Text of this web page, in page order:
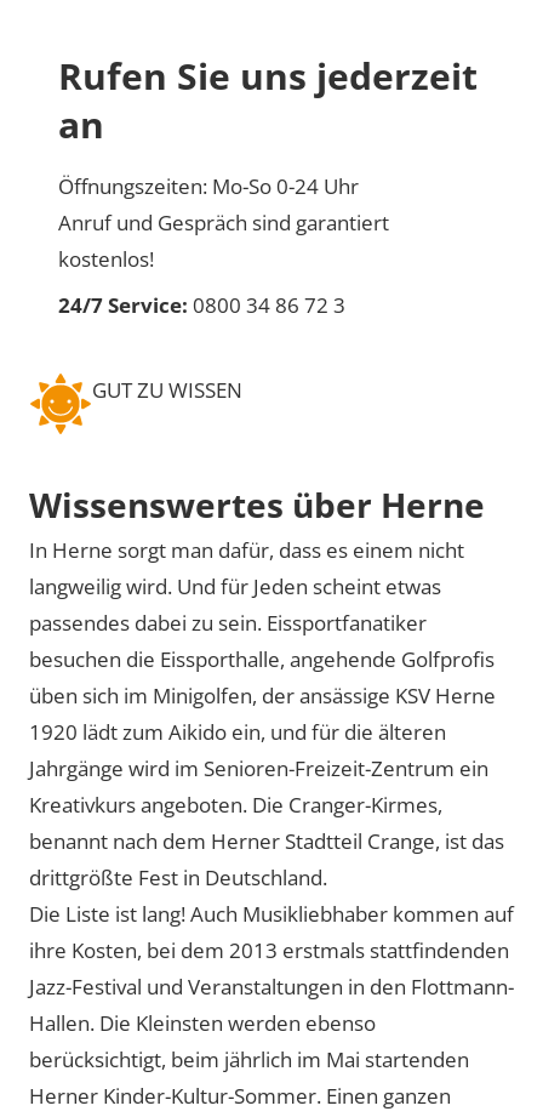
Rufen Sie uns jederzeit
an
Öffnungszeiten: Mo-So 0-24 Uhr
Anruf und Gespräch sind garantiert
kostenlos!
24/7 Service: 0800 34 86 72 3
GUT ZU WISSEN
Wissenswertes über Herne
In Herne sorgt man dafür, dass es einem nicht
langweilig wird. Und für Jeden scheint etwas
passendes dabei zu sein. Eissportfanatiker
besuchen die Eissporthalle, angehende Golfprofis
üben sich im Minigolfen, der ansässige KSV Herne
1920 lädt zum Aikido ein, und für die älteren
Jahrgänge wird im Senioren-Freizeit-Zentrum ein
Kreativkurs angeboten. Die Cranger-Kirmes,
benannt nach dem Herner Stadtteil Crange, ist das
drittgrößte Fest in Deutschland.
Die Liste ist lang! Auch Musikliebhaber kommen auf
ihre Kosten, bei dem 2013 erstmals stattfindenden
Jazz-Festival und Veranstaltungen in den Flottmann-
Hallen. Die Kleinsten werden ebenso
berücksichtigt, beim jährlich im Mai startenden
Herner Kinder-Kultur-Sommer. Einen ganzen